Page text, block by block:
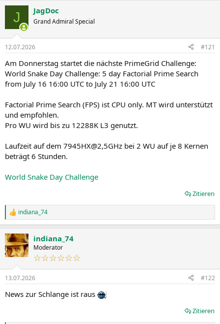
e
:
J JagDoc
Grand Admiral Special
12.07.2026 #121
Am Donnerstag startet die nächste PrimeGrid Challenge:
World Snake Day Challenge: 5 day Factorial Prime Search
from July 16 16:00 UTC to July 21 16:00 UTC
Factorial Prime Search (FPS) ist CPU only. MT wird unterstützt
und empfohlen.
Pro WU wird bis zu 12288K L3 genutzt.
Laufzeit auf dem 7945HX@2,5GHz bei 2 WU auf je 8 Kernen
beträgt 6 Stunden.
World Snake Day Challenge
Zitieren
R
e
k
t
i
n
e
n
:
indiana_74
indiana_74
Moderator
☆☆☆☆☆☆
13.07.2026 #122
News zur Schlange ist raus
Zitieren